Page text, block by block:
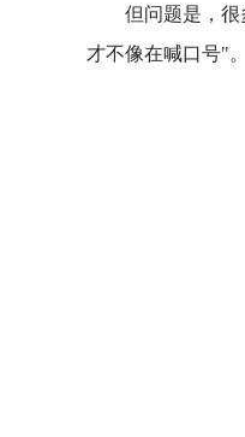
但问题是，
才不像在喊口号"。